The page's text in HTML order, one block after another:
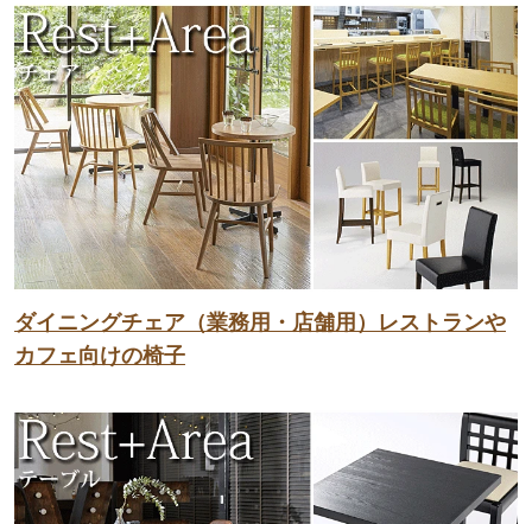
ダイニングチェア（業務用・店舗用）レストランや
カフェ向けの椅子